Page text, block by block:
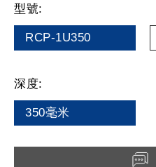
型號:
RCP-1U350
深度:
350毫米